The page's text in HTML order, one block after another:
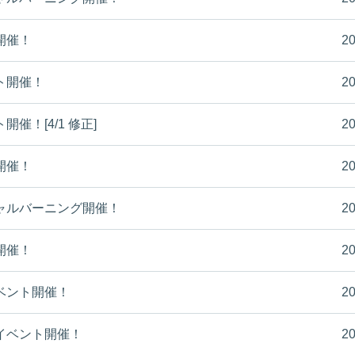
！
催！
開催！[4/1 修正]
！
バーニング開催！
！
ト開催！
ント開催！